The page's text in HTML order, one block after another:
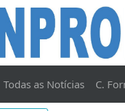
Todas as Notícias C.